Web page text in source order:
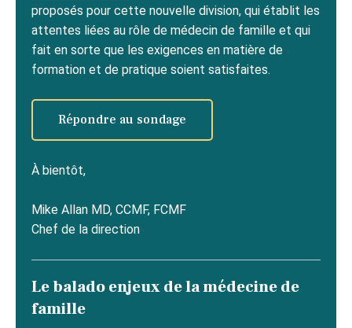
proposés pour cette nouvelle division, qui établit les
attentes liées au rôle de médecin de famille et qui
fait en sorte que les exigences en matière de
formation et de pratique soient satisfaites.
Répondre au sondage
À bientôt,
Mike Allan MD, CCMF, FCMF
Chef de la direction
Le balado enjeux de la médecine de
famille